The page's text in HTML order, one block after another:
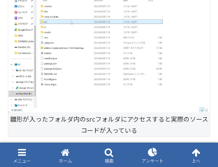
雛形が入ったフォルダ内のsrcフォルダにアクセスすると実際のソース
コードが入っている
全体で60行程度。実際に動かすと、クリップの名前・カ
メニュー ホーム 検索 アンケート 上へ